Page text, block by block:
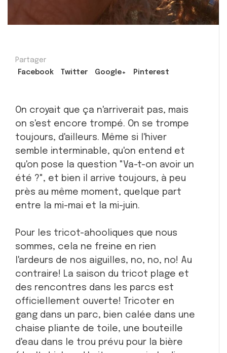
Partager
Facebook
Twitter Google+ Pinterest
On croyait que ça n'arriverait pas, mais
on s'est encore trompé. On se trompe
toujours, d'ailleurs. Même si l'hiver
semble interminable, qu'on entend et
qu'on pose la question "Va-t-on avoir un
été ?", et bien il arrive toujours, à peu
près au même moment, quelque part
entre la mi-mai et la mi-juin.
Pour les tricot-ahooliques que nous
sommes, cela ne freine en rien
l'ardeurs de nos aiguilles, no, no, no! Au
contraire! La saison du tricot plage et
des rencontres dans les parcs est
officiellement ouverte! Tricoter en
gang dans un parc, bien calée dans une
chaise pliante de toile, une bouteille
d'eau dans le trou prévu pour la bière